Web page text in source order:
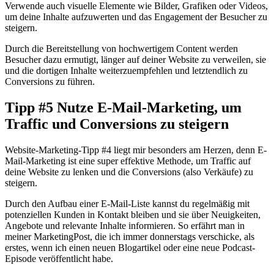
Verwende auch visuelle Elemente wie Bilder, Grafiken oder Videos,
um deine Inhalte aufzuwerten und das Engagement der Besucher zu
steigern.
Durch die Bereitstellung von hochwertigem Content werden
Besucher dazu ermutigt, länger auf deiner Website zu verweilen, sie
und die dortigen Inhalte weiterzuempfehlen und letztendlich zu
Conversions zu führen.
Tipp #5 Nutze E-Mail-Marketing, um
Traffic und Conversions zu steigern
Website-Marketing-Tipp #4 liegt mir besonders am Herzen, denn E-
Mail-Marketing ist eine super effektive Methode, um Traffic auf
deine Website zu lenken und die Conversions (also Verkäufe) zu
steigern.
Durch den Aufbau einer E-Mail-Liste kannst du regelmäßig mit
potenziellen Kunden in Kontakt bleiben und sie über Neuigkeiten,
Angebote und relevante Inhalte informieren. So erfährt man in
meiner MarketingPost, die ich immer donnerstags verschicke, als
erstes, wenn ich einen neuen Blogartikel oder eine neue Podcast-
Episode veröffentlicht habe.